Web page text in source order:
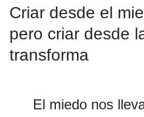
Criar desde el
pero criar desde
transforma
El miedo nos